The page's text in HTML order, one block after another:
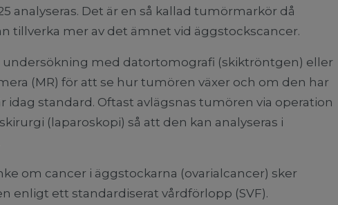
analyseras. Det är en så kallad tumörmarkör då
tillverka mer av det ämnet vid äggstockscancer.
undersökning med datortomografi (skiktröntgen) eller
(MR) för att se hur tumören växer och om den har
idag standard. Oftast avlägsnas tumören via operation
(laparoskopi) så att den kan analyseras i
om cancer i äggstockarna (ovarialcancer) sker
enligt ett standardiserat vårdförlopp (SVF).